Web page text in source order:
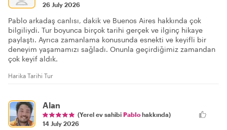
26 July 2026
Pablo arkadaş canlısı, dakik ve Buenos Aires hakkında çok
bilgiliydi. Tur boyunca birçok tarihi gerçek ve ilginç hikaye
paylaştı. Ayrıca zamanlama konusunda esnekti ve keyifli bir
deneyim yaşamamızı sağladı. Onunla geçirdiğimiz zamandan
çok keyif aldık.
Harika Tarihi Tur
Alan
(Yerel ev sahibi Pablo hakkında)
14 July 2026